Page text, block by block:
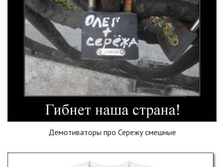
Демотиваторы про Сережу смешные